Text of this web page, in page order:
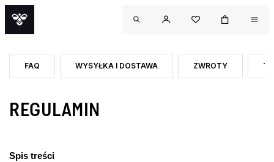
FAQ WYSYŁKA I DOSTAWA ZWROTY
REGULAMIN
Spis treści